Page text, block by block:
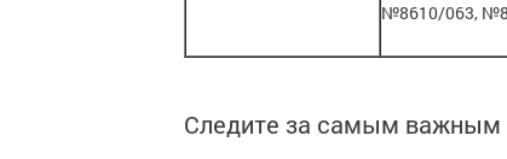
№8610/063,
Следите за самым важным